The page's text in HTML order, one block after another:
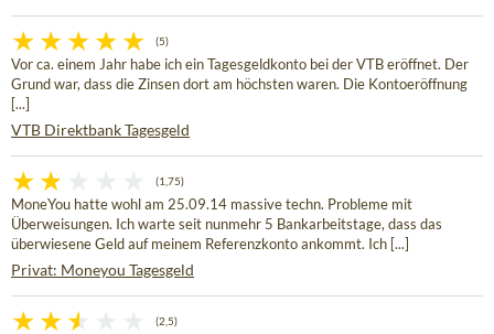
(5)
Vor ca. einem Jahr habe ich ein Tagesgeldkonto bei der VTB eröffnet. Der
Grund war, dass die Zinsen dort am höchsten waren. Die Kontoeröffnung
[...]
VTB Direktbank Tagesgeld
(1,75)
MoneYou hatte wohl am 25.09.14 massive techn. Probleme mit
Überweisungen. Ich warte seit nunmehr 5 Bankarbeitstage, dass das
überwiesene Geld auf meinem Referenzkonto ankommt. Ich [...]
Privat: Moneyou Tagesgeld
(2,5)